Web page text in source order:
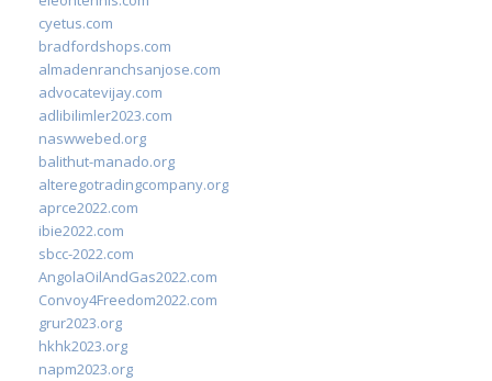
cyetus.com
bradfordshops.com
almadenranchsanjose.com
advocatevijay.com
adlibilimler2023.com
naswwebed.org
balithut-manado.org
alteregotradingcompany.org
aprce2022.com
ibie2022.com
sbcc-2022.com
AngolaOilAndGas2022.com
Convoy4Freedom2022.com
grur2023.org
hkhk2023.org
napm2023.org